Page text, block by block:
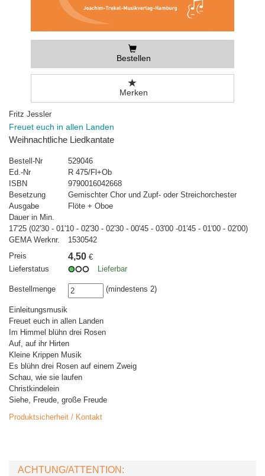
Bestellen
Merken
Fritz Jessler
Freuet euch in allen Landen
Weihnachtliche Liedkantate
Bestell-Nr
529046
Ed.-Nr
R 475/Fl+Ob
ISBN
9790016042668
Besetzung
Gemischter Chor und Zupf- oder Streichorchester
Ausgabe
Flöte + Oboe
Dauer in Min.
17'25 (02'30 - 01'10 - 02'30 - 02'30 - 00'45 - 03'00 -01'45 - 01'00 - 02'00)
GEMA Werknr.
1530542
Preis
4,50 €
Lieferstatus
Lieferbar
Bestellmenge (mindestens 2)
Einleitungsmusik
Freuet euch in allen Landen
Im Himmel blühn drei Rosen
Auf, auf ihr Hirten
Kleine Krippen Musik
Es blühn drei Rosen auf einem Zweig
Schau, wie sie laufen
Christkindelein
Siehe, Freude, große Freude
Produktsicherheit / Kontakt
ACHTUNG/ATTENTION: